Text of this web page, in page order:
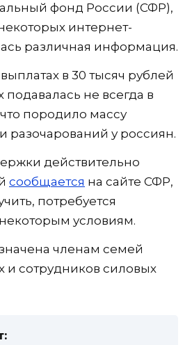
фонд России (СФР),
интернет-
различная информация.
в 30 тысяч рублей
подавалась не всегда в
породило массу
разочарований у россиян.
действительно
сообщается на сайте СФР,
потребуется
некоторым условиям.
членам семей
и сотрудников силовых